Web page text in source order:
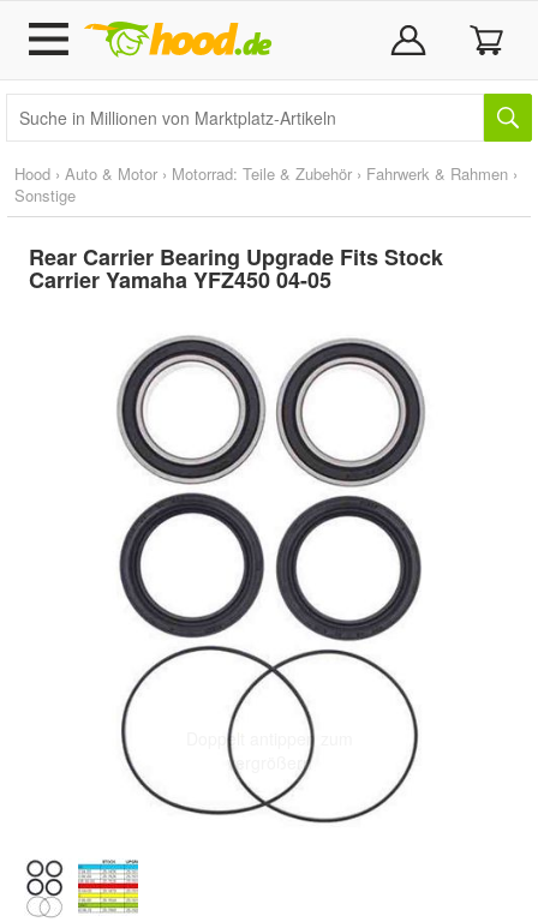
Hood › Auto & Motor › Motorrad: Teile & Zubehör › Fahrwerk & Rahmen ›
Sonstige
Rear Carrier Bearing Upgrade Fits Stock
Carrier Yamaha YFZ450 04-05
Doppelt antippen zum
vergrößern